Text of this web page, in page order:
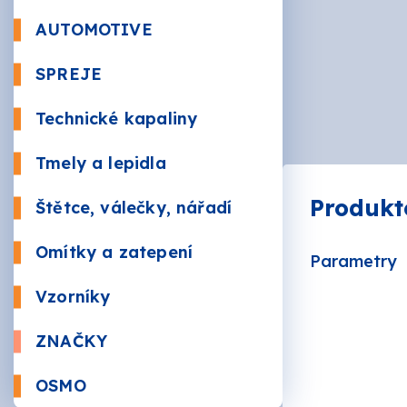
AUTOMOTIVE
SPREJE
Plnič
Technické kapaliny
Tmely a lepidla
Štětce, válečky, nářadí
Omítky a zatepení Mozaiky
Vzorníky
ZNAČKY
OSMO
Parametry